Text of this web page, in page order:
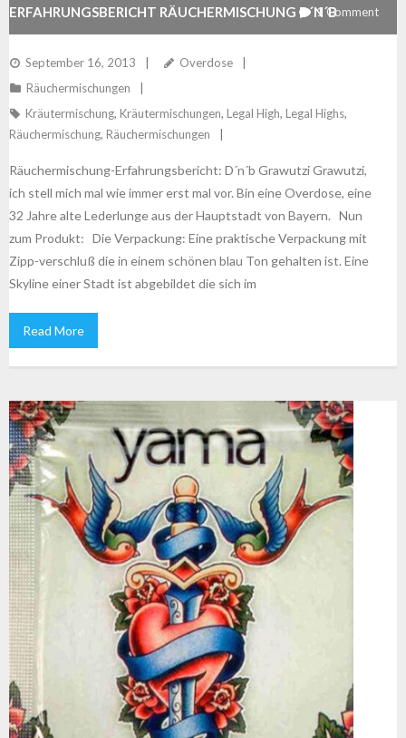
ERFAHRUNGSBERICHT RÄUCHERMISCHUNG D´N´B
September 16, 2013
Overdose
Räuchermischungen
Kräutermischung, Kräutermischungen, Legal High, Legal Highs,
Räuchermischung, Räuchermischungen
1 Comment
Räuchermischung-Erfahrungsbericht: D´n´b Grawutzi Grawutzi,
ich stell mich mal wie immer erst mal vor. Bin eine Overdose, eine
32 Jahre alte Lederlunge aus der Hauptstadt von Bayern. Nun
zum Produkt: Die Verpackung: Eine praktische Verpackung mit
Zipp-verschluß die in einem schönen blau Ton gehalten ist. Eine
Skyline einer Stadt ist abgebildet die sich im
Read More